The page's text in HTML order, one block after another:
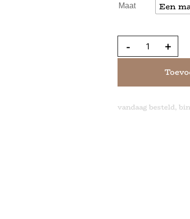
Maat Een
- +
vandaag besteld,